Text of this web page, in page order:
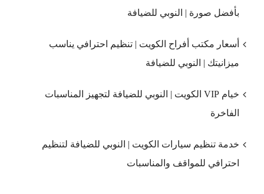
بأفضل صورة | النوبي للضيافة
أسعار مكتب أفراح الكويت | تنظيم احترافي يناسب
ميزانيتك | النوبي للضيافة
خيام VIP الكويت | النوبي للضيافة لتجهيز المناسبات
الفاخرة
خدمة تنظيم سيارات الكويت | النوبي للضيافة لتنظيم
احترافي للمواقف والمناسبات